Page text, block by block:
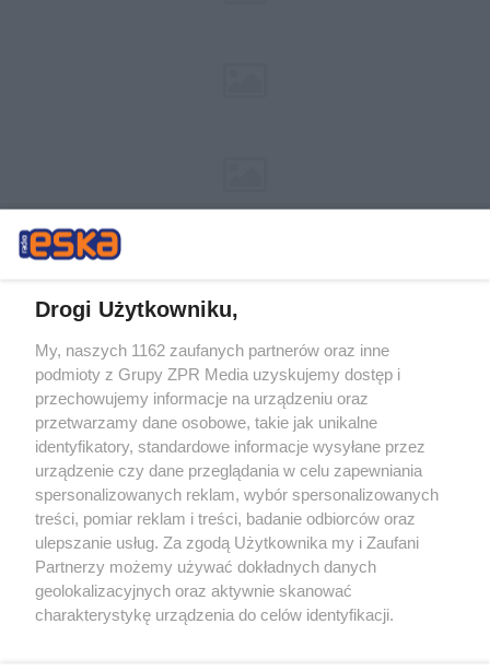
Żaden utwór zamieszczony w serwisie nie może być powielany i
rozpowszechniany lub dalej rozpowszechniany w jakikolwiek sposób (w
tym także elektroniczny lub mechaniczny) na jakimkolwiek polu
eksploatacji w jakiejkolwiek formie, włącznie z umieszczaniem w
Internecie bez pisemnej zgody właściciela praw. Jakiekolwiek użycie lub
wykorzystanie utworów w całości lub w części z naruszeniem prawa,
tzn. bez właściwej zgody, jest zabronione pod groźbą kary i może być
ścigane prawnie.
Drogi Użytkowniku,
My, naszych 1162 zaufanych partnerów oraz inne
podmioty z Grupy ZPR Media uzyskujemy dostęp i
przechowujemy informacje na urządzeniu oraz
przetwarzamy dane osobowe, takie jak unikalne
identyfikatory, standardowe informacje wysyłane przez
urządzenie czy dane przeglądania w celu zapewniania
spersonalizowanych reklam, wybór spersonalizowanych
treści, pomiar reklam i treści, badanie odbiorców oraz
ulepszanie usług. Za zgodą Użytkownika my i Zaufani
Partnerzy możemy używać dokładnych danych
geolokalizacyjnych oraz aktywnie skanować
charakterystykę urządzenia do celów identyfikacji.